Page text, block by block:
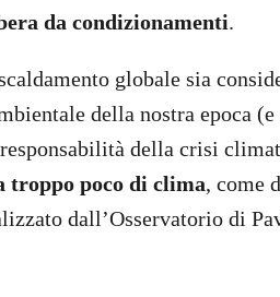
da condizionamenti.
globale sia
della nostra epoca
della crisi
troppo poco di clima, come
dall’Osservatorio di